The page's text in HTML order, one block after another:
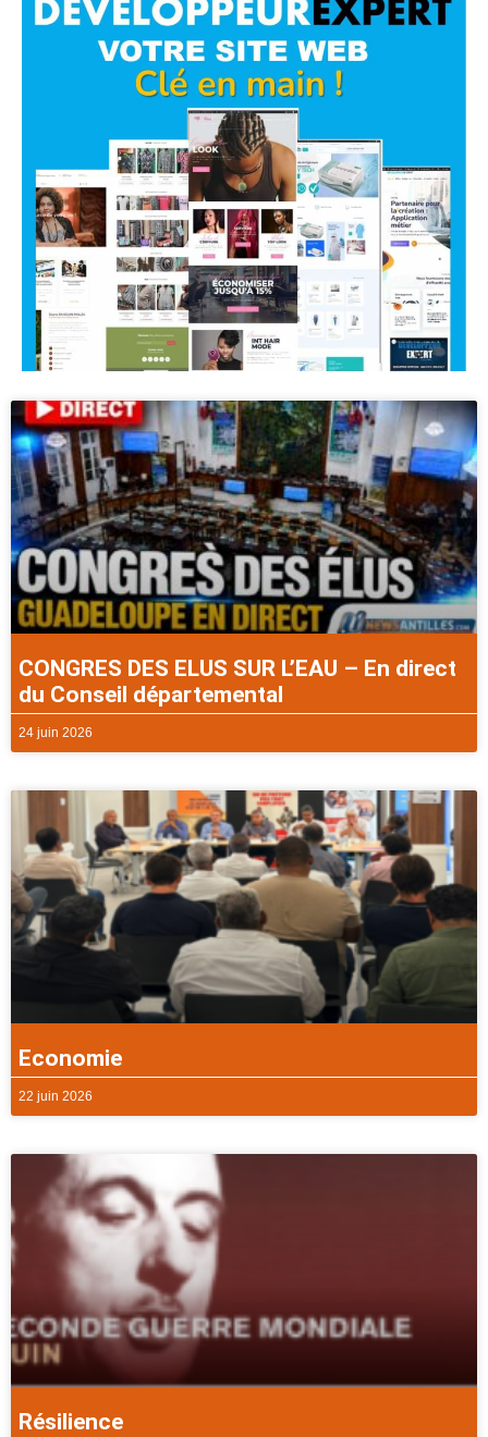
CONGRES DES ELUS SUR L’EAU – En direct
du Conseil départemental
24 juin 2026
Economie
22 juin 2026
Résilience